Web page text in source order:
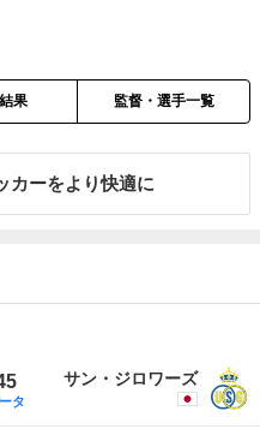
果 監督・選手一覧
カーをより快適に
タ
サン・ジロワーズ